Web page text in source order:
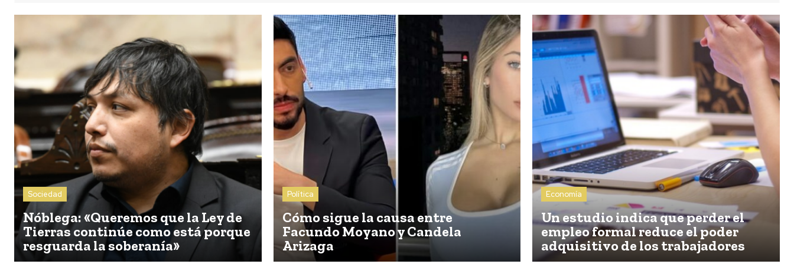
Sociedad
Nóblega: «Queremos que la Ley de
Tierras continúe como está porque
resguarda la soberanía»
Política
Cómo sigue la causa entre
Facundo Moyano y Candela
Arizaga
Economía
Un estudio indica que perder el
empleo formal reduce el poder
adquisitivo de los trabajadores